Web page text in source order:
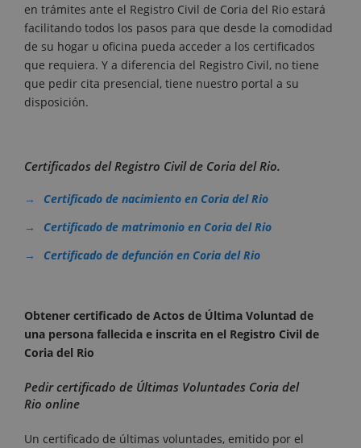
en trámites ante el Registro Civil de Coria del Rio estará
facilitando todos los pasos para que desde la comodidad
de su hogar u oficina pueda acceder a los certificados
que requiera. Y a diferencia del Registro Civil, no tiene
que pedir cita presencial, tiene nuestro portal a su
disposición.
Certificados del Registro Civil de Coria del Rio.
Certificado de nacimiento en Coria del Rio
Certificado de matrimonio en Coria del Rio
Certificado de defunción en Coria del Rio
Obtener certificado de Actos de Última Voluntad de
una persona fallecida e inscrita en el Registro Civil de
Coria del Rio
Pedir certificado de Últimas Voluntades Coria del
Rio online
Un certificado de últimas voluntades, emitido por el